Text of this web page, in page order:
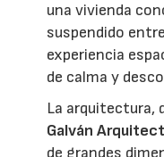
una vivienda
suspendido
experiencia
de calma y
La arquitectura,
Galván
de grandes